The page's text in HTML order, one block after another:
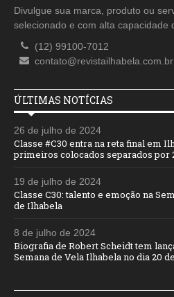
Divulgue sua marca, produto ou
selecionado e com alta capacidade
(12) 99100-7012
contato@revistailhabela.com.br
ÚLTIMAS NOTÍCIAS
26 de julho de 2024
Classe #C30 entra na reta final em
primeiros colocados separados por
19 de julho de 2024
Classe C30: talento e emoção na
de Ilhabela
8 de julho de 2024
Biografia de Robert Scheidt tem
Semana de Vela Ilhabela no dia 20